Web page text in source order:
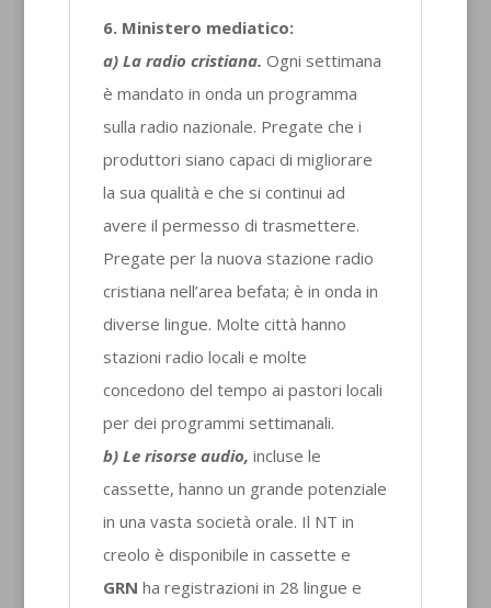
6. Ministero mediatico:
a) La radio cristiana. Ogni settimana
è mandato in onda un programma
sulla radio nazionale. Pregate che i
produttori siano capaci di migliorare
la sua qualità e che si continui ad
avere il permesso di trasmettere.
Pregate per la nuova stazione radio
cristiana nell’area befata; è in onda in
diverse lingue. Molte città hanno
stazioni radio locali e molte
concedono del tempo ai pastori locali
per dei programmi settimanali.
b) Le risorse audio, incluse le
cassette, hanno un grande potenziale
in una vasta società orale. Il NT in
creolo è disponibile in cassette e
GRN ha registrazioni in 28 lingue e